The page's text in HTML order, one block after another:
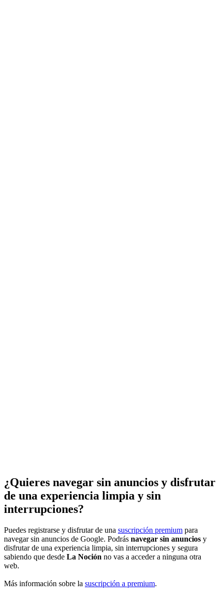
¿Quieres navegar sin anuncios y disfrutar
de una experiencia limpia y sin
interrupciones?
Puedes registrarse y disfrutar de una suscripción premium para
navegar sin anuncios de Google. Podrás navegar sin anuncios y
disfrutar de una experiencia limpia, sin interrupciones y segura
sabiendo que desde La Noción no vas a acceder a ninguna otra
web.
Más información sobre la suscripción a premium.